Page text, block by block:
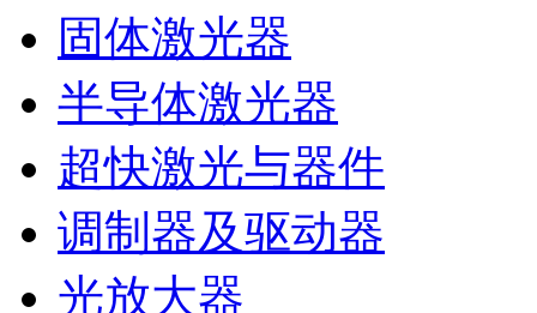
固体激光器
半导体激光器
超快激光与器件
调制器及驱动器
光放大器